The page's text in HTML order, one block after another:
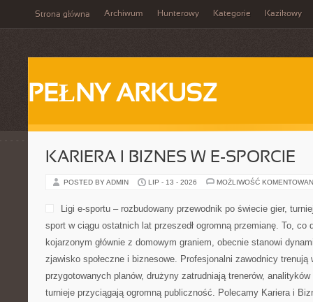
Strona główna Archiwum Hunterowy Kategorie Kazikowy
PEŁNY ARKUSZ
KARIERA I BIZNES W E-SPORCIE
POSTED BY ADMIN LIP - 13 - 2026 MOŻLIWOŚĆ
Ligi e-sportu – rozbudowany przewodnik po świecie gier,
sport w ciągu ostatnich lat przeszedł ogromną przemianę. To, co
kojarzonym głównie z domowym graniem, obecnie stanowi
zjawisko społeczne i biznesowe. Profesjonalni zawodnicy trenują
przygotowanych planów, drużyny zatrudniają trenerów,
turnieje przyciągają ogromną publiczność. Polecamy Kariera i